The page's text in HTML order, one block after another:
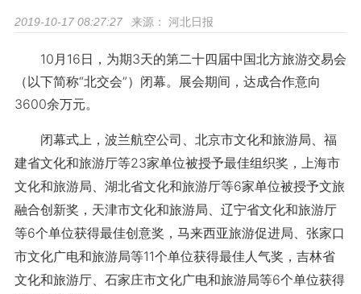
2019-10-17 08:27:27 来源： 河北日报
10月16日，为期3天的第二十四届中国北方旅游交易会
（以下简称“北交会”）闭幕。展会期间，达成合作意向
3600余万元。
闭幕式上，波兰航空公司、北京市文化和旅游局、福
建省文化和旅游厅等23家单位被授予最佳组织奖，上海市
文化和旅游局、湖北省文化和旅游厅等6家单位被授予文旅
融合创新奖，天津市文化和旅游局、辽宁省文化和旅游厅
等6个单位获得最佳创意奖，马来西亚旅游促进局、张家口
市文化广电和旅游局等11个单位获得最佳人气奖，吉林省
文化和旅游厅、石家庄市文化广电和旅游局等6个单位获得